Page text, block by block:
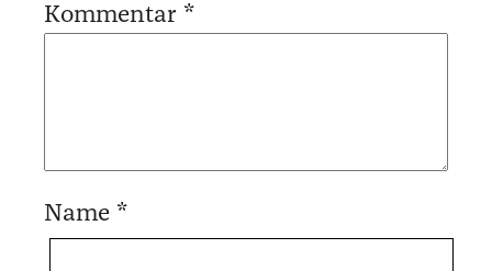
Kommentar *
Name *